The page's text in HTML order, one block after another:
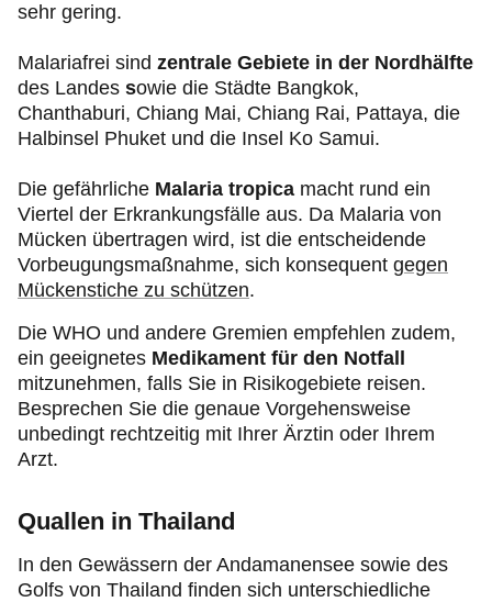
sehr gering.
Malariafrei sind zentrale Gebiete in der Nordhälfte
des Landes sowie die Städte Bangkok,
Chanthaburi, Chiang Mai, Chiang Rai, Pattaya, die
Halbinsel Phuket und die Insel Ko Samui.
Die gefährliche Malaria tropica macht rund ein
Viertel der Erkrankungsfälle aus. Da Malaria von
Mücken übertragen wird, ist die entscheidende
Vorbeugungsmaßnahme, sich konsequent gegen
Mückenstiche zu schützen.
Die WHO und andere Gremien empfehlen zudem,
ein geeignetes Medikament für den Notfall
mitzunehmen, falls Sie in Risikogebiete reisen.
Besprechen Sie die genaue Vorgehensweise
unbedingt rechtzeitig mit Ihrer Ärztin oder Ihrem
Arzt.
Quallen in Thailand
In den Gewässern der Andamanensee sowie des
Golfs von Thailand finden sich unterschiedliche